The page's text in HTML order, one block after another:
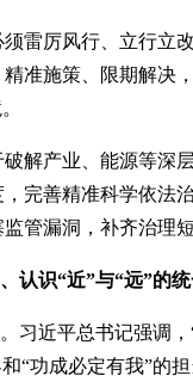
雷厉风行、立行
准施策、限期解
解产业、能源等
完善精准科学依
漏洞，补齐治理
认识“近”与“远”的
习近平总书记强
“功成必定有我”的